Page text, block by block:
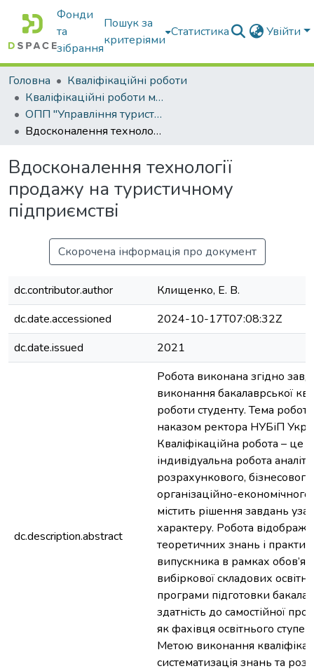
Фонди
та
зібрання
Пошук за
критеріями
Статистика Увійти
Головна
Кваліфікаційні роботи
Кваліфікаційні роботи магістрів
ОПП "Управління туристичним і готельно-ресторанним бізнесом"
Вдосконалення технології продажу на туристичному підприємстві
Вдосконалення технології
продажу на туристичному
підприємстві
Скорочена інформація про документ
dc.contributor.author
Клищенко, Е. В.
dc.date.accessioned
2024-10-17T07:08:32Z
dc.date.issued
2021
dc.description.abstract
Робота виконана згідно
виконання бакалаврської
роботи студенту. Тема
наказом ректора НУБіП
Кваліфікаційна робота – це
індивідуальна робота
розрахункового,
організаційно-
містить рішення завдань
характеру. Робота
теоретичних знань і
випускника в рамках
вибіркової складових
програми підготовки
здатність до самостійної
як фахівця освітнього
Метою виконання
систематизація знань та